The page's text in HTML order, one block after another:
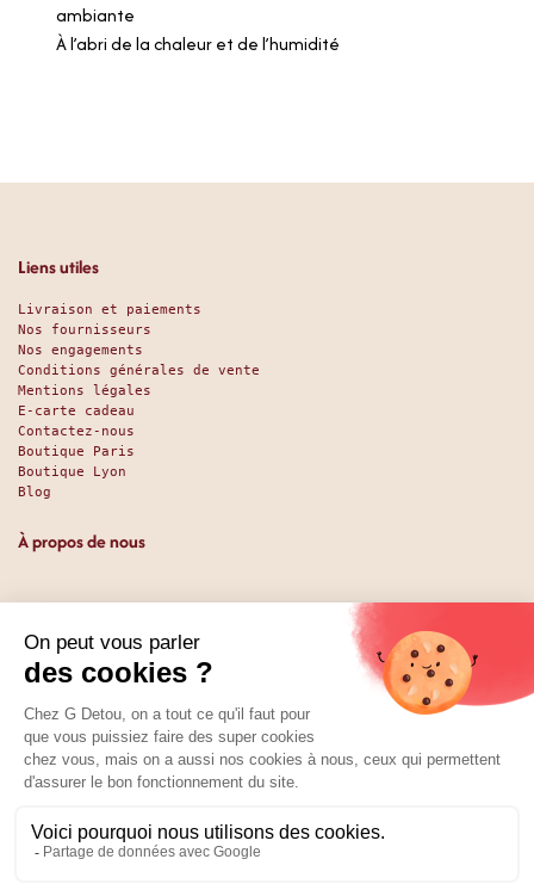
Prix :
ambiante
À l’abri de la chaleur et de l’humidité
Liens utiles
Livraison et paiements
Nos fournisseurs
Nos engagements
Conditions générales de vente
Mentions légales
E-carte cadeau
Contactez-nous
Boutique Paris
Boutique Lyon
Blog
À propos de nous
Depuis 1951, nous accueillons les gourmands et les gourmets
en leur promettant des produits de qualité au meilleur
prix. Que vous soyez des pros ou des particuliers, que vous
cherchiez du sucré ou du salé, nous avons sans doute ce
qu’il vous faut. Et même des choses que vous ne soupçonniez
pas. La boutique existe depuis 1951, la vente en ligne
depuis 2025.
01 89 70 34 50